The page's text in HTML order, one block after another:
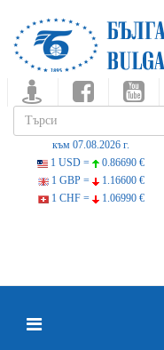
към 07.08.2026 г.
1 USD =
0.86690 €
1 GBP =
1.16600 €
1 CHF =
1.06990 €